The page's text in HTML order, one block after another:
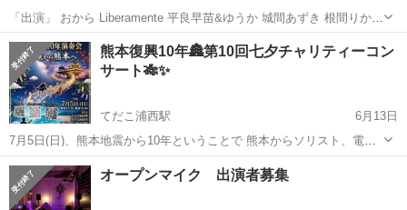
「出演」 おから Liberamente 平良早苗&ゆうか 城間あずき 根間りか
ふーちゃんプるーじゅ 碧衣Aoi &くらら パルランドサックスカルテッ
ト 晴～HARU～ 比嘉あかね 阿波根久美子 ...
沖縄 那覇市 コンサート/ショー 早苗
熊本復興10年🏯第10回七夕チャリティーコン
サート🎋✨
てだこ浦西駅
6月13日
7月5日(日)、熊本地震から10年ということで 熊本からソリスト、電子
オルガニスト ピアニストをお招きしたコンサートに出演します✨ 熊本
は今も復興作業が続いていて 来年、区画整理をして人が住めるように
整備する地域もあるそう...
沖縄 うるま市 てだこ浦西駅 コンサート/ショー
チャリティー
オープンマイク 出演者募集